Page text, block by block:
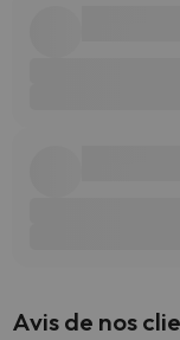
Avis de nos